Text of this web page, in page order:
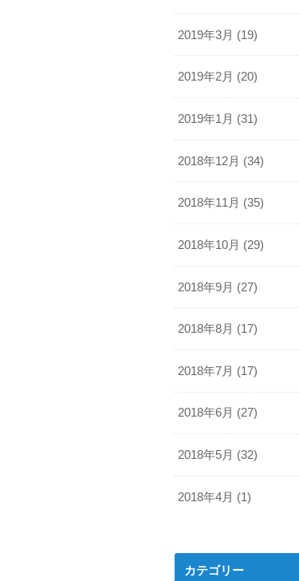
2019年3月 (19)
2019年2月 (20)
2019年1月 (31)
2018年12月 (34)
2018年11月 (35)
2018年10月 (29)
2018年9月 (27)
2018年8月 (17)
2018年7月 (17)
2018年6月 (27)
2018年5月 (32)
2018年4月 (1)
カテゴリー